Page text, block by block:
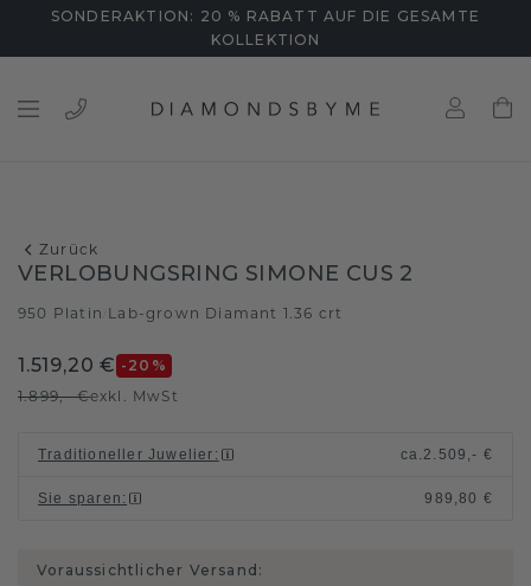
SONDERAKTION: 20 % RABATT AUF DIE GESAMTE
KOLLEKTION
Zurück
VERLOBUNGSRING SIMONE CUS 2
950 Platin Lab-grown Diamant 1.36 crt
1.519,20 € -20 %
1.899,- €exkl. MwSt
Traditioneller Juwelier : ca.2.509,- €
Sie sparen : 989,80 €
Voraussichtlicher Versand: